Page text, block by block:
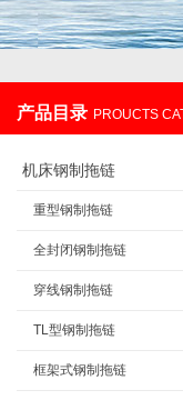
产品目录 PROUCTS
机床钢制拖链
重型钢制拖链
全封闭钢制拖链
穿线钢制拖链
TL型钢制拖链
框架式钢制拖链